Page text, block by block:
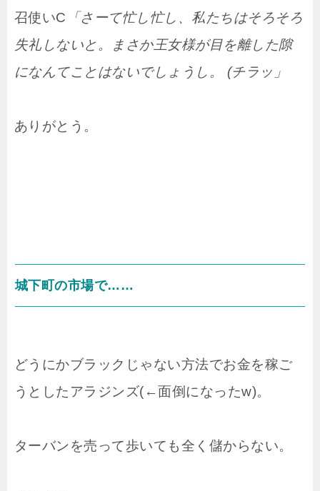
召使いC 「さーて忙し忙し、私たちはそろそろ
失礼しないと。まさか王女様が目を離した隙
になんてことはないでしょうし。 (チラッ」
ありがとう。
城下町の市場で……
どうにかブラックじゃない方法でお金を稼ご
うとしたアラジンズ(←面倒になったw)。
ターバンを売って歩いても全く儲からない。